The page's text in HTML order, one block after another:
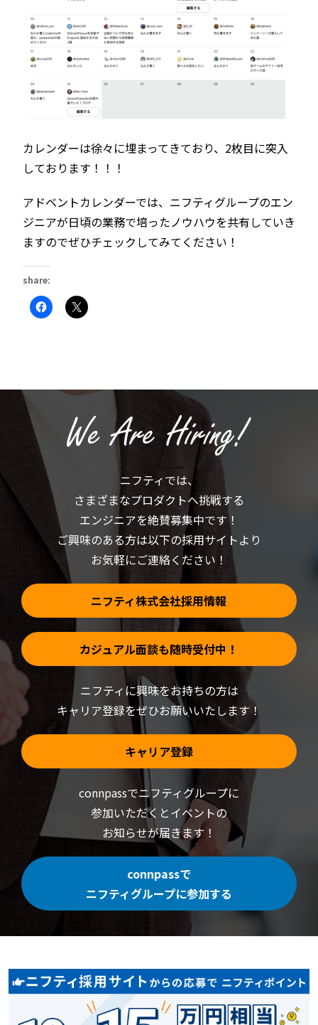
カレンダーは徐々に埋まってきており、2枚目に突入
しております！！！
アドベントカレンダーでは、ニフティグループのエン
ジニアが日頃の業務で培ったノウハウを共有していき
ますのでぜひチェックしてみてください！
share:
Facebook
で
リ
し
い
ウ
ィ
開
き
す)
ク
リ
有
(新
い
ウ
ィ
ン
ま
す)
ニフティでは、
さまざまなプロダクトへ挑戦する
エンジニアを絶賛募集中です！
ご興味のある方は以下の採用サイトより
お気軽にご連絡ください！
ニフティ株式会社採用情報
カジュアル面談も随時受付中！
ニフティに興味をお持ちの方は
キャリア登録をぜひお願いいたします！
キャリア登録
connpassでニフティグループに
参加いただくとイベントの
お知らせが届きます！
connpassで
ニフティグループに参加する